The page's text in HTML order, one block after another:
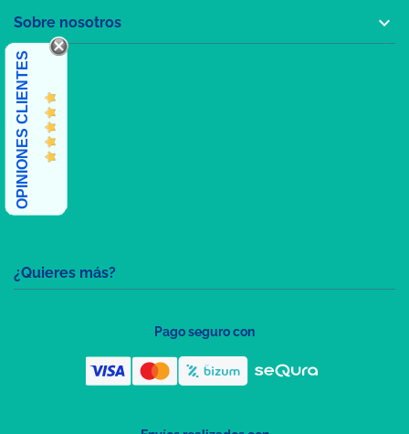
¿Quieres más?
Sobre nosotros 
OPINIONES CLIENTES
Pago seguro con